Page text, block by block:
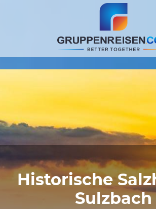
Historische
Sulzbach